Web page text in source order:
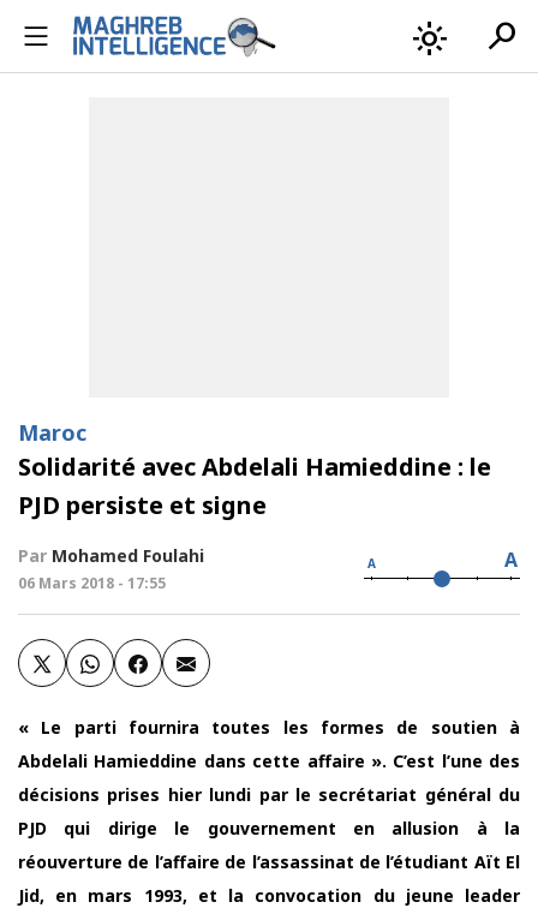
light_mode search
Maroc
Solidarité avec Abdelali Hamieddine : le
PJD persiste et signe
Par Mohamed Foulahi
06 Mars 2018 - 17:55
A A
« Le parti fournira toutes les formes de soutien à
Abdelali Hamieddine dans cette affaire ». C’est l’une des
décisions prises hier lundi par le secrétariat général du
PJD qui dirige le gouvernement en allusion à la
réouverture de l’affaire de l’assassinat de l’étudiant Aït El
Jid, en mars 1993, et la convocation du jeune leader